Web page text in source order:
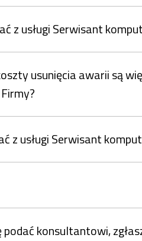
z usługi Serwisant
usunięcia awarii są
z usługi Serwisant
konsultantowi,